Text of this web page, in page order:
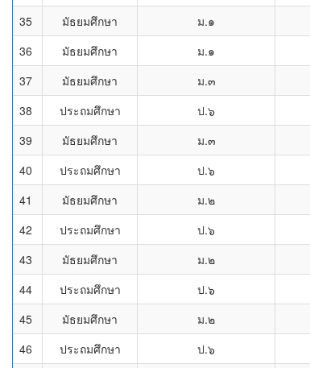
35
มัธยมศึกษา ม.๑
36
มัธยมศึกษา ม.๑
37
มัธยมศึกษา ม.๓
38
ประถมศึกษา ป.๖
39
มัธยมศึกษา ม.๓
40
ประถมศึกษา ป.๖
41
มัธยมศึกษา ม.๒
42
ประถมศึกษา ป.๖
43
มัธยมศึกษา ม.๒
44
ประถมศึกษา ป.๖
45
มัธยมศึกษา ม.๒
46
ประถมศึกษา ป.๖